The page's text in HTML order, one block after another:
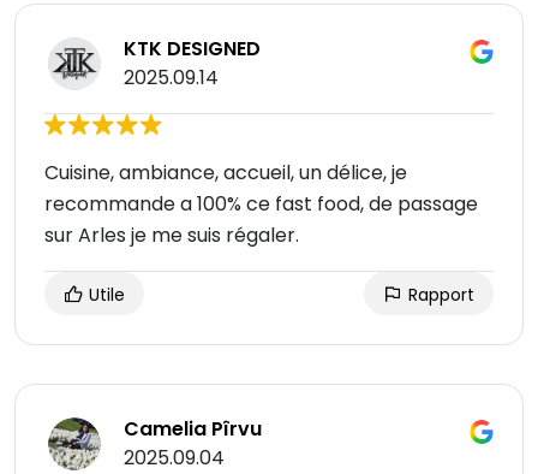
KTK DESIGNED
2025.09.14
Cuisine, ambiance, accueil, un délice, je
recommande a 100% ce fast food, de passage
sur Arles je me suis régaler.
Utile Rapport
Camelia Pîrvu
2025.09.04